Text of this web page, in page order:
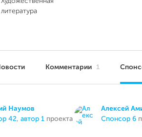
литература
Комментарии 1
Наумов
42, автор 1 проекта
Алексей
спонсор 6